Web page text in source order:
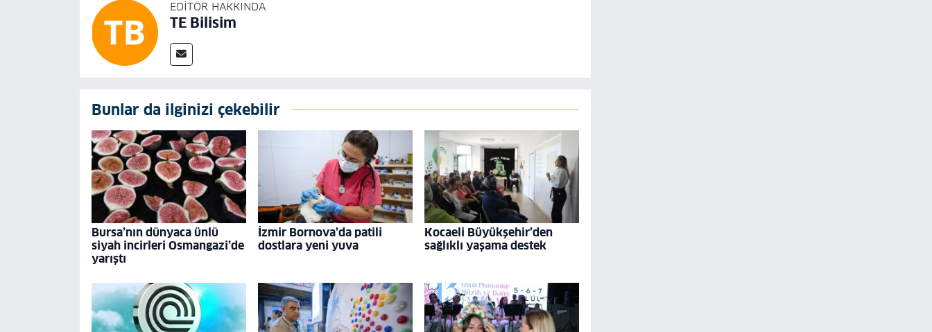
EDITÖR HAKKINDA
TE Bilisim
Bunlar da ilginizi çekebilir
Bursa’nın dünyaca ünlü
siyah incirleri Osmangazi’de
yarıştı
İzmir Bornova’da patili
dostlara yeni yuva
Kocaeli Büyükşehir’den
sağlıklı yaşama destek